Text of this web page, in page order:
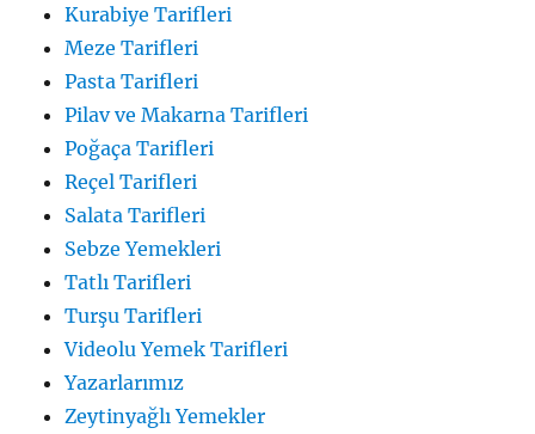
Kurabiye Tarifleri
Meze Tarifleri
Pasta Tarifleri
Pilav ve Makarna Tarifleri
Poğaça Tarifleri
Reçel Tarifleri
Salata Tarifleri
Sebze Yemekleri
Tatlı Tarifleri
Turşu Tarifleri
Videolu Yemek Tarifleri
Yazarlarımız
Zeytinyağlı Yemekler